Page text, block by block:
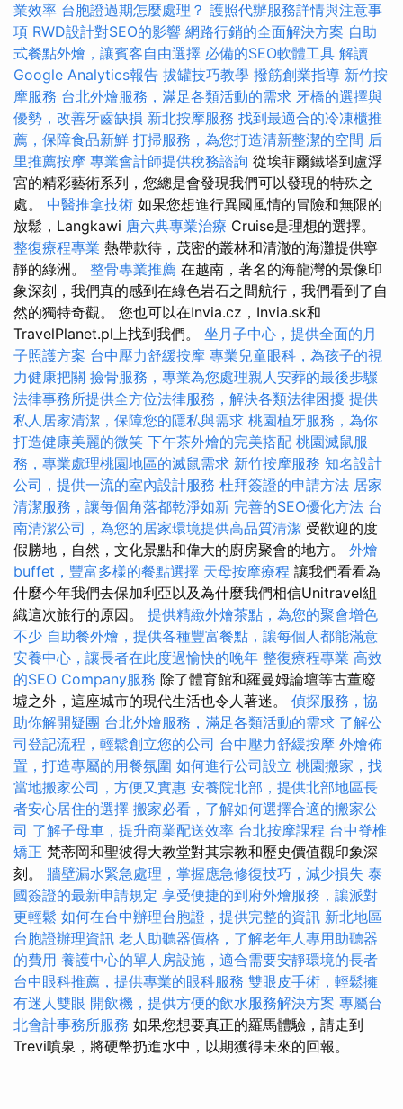
業效率 台胞證過期怎麼處理？ 護照代辦服務詳情與注意事
項 RWD設計對SEO的影響 網路行銷的全面解決方案 自助
式餐點外燴，讓賓客自由選擇 必備的SEO軟體工具 解讀
Google Analytics報告 拔罐技巧教學 撥筋創業指導 新竹按
摩服務 台北外燴服務，滿足各類活動的需求 牙橋的選擇與
優勢，改善牙齒缺損 新北按摩服務 找到最適合的冷凍櫃推
薦，保障食品新鮮 打掃服務，為您打造清新整潔的空間 后
里推薦按摩 專業會計師提供稅務諮詢 從埃菲爾鐵塔到盧浮
宮的精彩藝術系列，您總是會發現我們可以發現的特殊之
處。 中醫推拿技術 如果您想進行異國風情的冒險和無限的
放鬆，Langkawi 唐六典專業治療 Cruise是理想的選擇。
整復療程專業 熱帶款待，茂密的叢林和清澈的海灘提供寧
靜的綠洲。 整骨專業推薦 在越南，著名的海龍灣的景像印
象深刻，我們真的感到在綠色岩石之間航行，我們看到了自
然的獨特奇觀。 您也可以在Invia.cz，Invia.sk和
TravelPlanet.pl上找到我們。 坐月子中心，提供全面的月
子照護方案 台中壓力舒緩按摩 專業兒童眼科，為孩子的視
力健康把關 撿骨服務，專業為您處理親人安葬的最後步驟
法律事務所提供全方位法律服務，解決各類法律困擾 提供
私人居家清潔，保障您的隱私與需求 桃園植牙服務，為你
打造健康美麗的微笑 下午茶外燴的完美搭配 桃園滅鼠服
務，專業處理桃園地區的滅鼠需求 新竹按摩服務 知名設計
公司，提供一流的室內設計服務 杜拜簽證的申請方法 居家
清潔服務，讓每個角落都乾淨如新 完善的SEO優化方法 台
南清潔公司，為您的居家環境提供高品質清潔 受歡迎的度
假勝地，自然，文化景點和偉大的廚房聚會的地方。 外燴
buffet，豐富多樣的餐點選擇 天母按摩療程 讓我們看看為
什麼今年我們去保加利亞以及為什麼我們相信Unitravel組
織這次旅行的原因。 提供精緻外燴茶點，為您的聚會增色
不少 自助餐外燴，提供各種豐富餐點，讓每個人都能滿意
安養中心，讓長者在此度過愉快的晚年 整復療程專業 高效
的SEO Company服務 除了體育館和羅曼姆論壇等古董廢
墟之外，這座城市的現代生活也令人著迷。 偵探服務，協
助你解開疑團 台北外燴服務，滿足各類活動的需求 了解公
司登記流程，輕鬆創立您的公司 台中壓力舒緩按摩 外燴佈
置，打造專屬的用餐氛圍 如何進行公司設立 桃園搬家，找
當地搬家公司，方便又實惠 安養院北部，提供北部地區長
者安心居住的選擇 搬家必看，了解如何選擇合適的搬家公
司 了解子母車，提升商業配送效率 台北按摩課程 台中脊椎
矯正 梵蒂岡和聖彼得大教堂對其宗教和歷史價值觀印象深
刻。 牆壁漏水緊急處理，掌握應急修復技巧，減少損失 泰
國簽證的最新申請規定 享受便捷的到府外燴服務，讓派對
更輕鬆 如何在台中辦理台胞證，提供完整的資訊 新北地區
台胞證辦理資訊 老人助聽器價格，了解老年人專用助聽器
的費用 養護中心的單人房設施，適合需要安靜環境的長者
台中眼科推薦，提供專業的眼科服務 雙眼皮手術，輕鬆擁
有迷人雙眼 開飲機，提供方便的飲水服務解決方案 專屬台
北會計事務所服務 如果您想要真正的羅馬體驗，請走到
Trevi噴泉，將硬幣扔進水中，以期獲得未來的回報。